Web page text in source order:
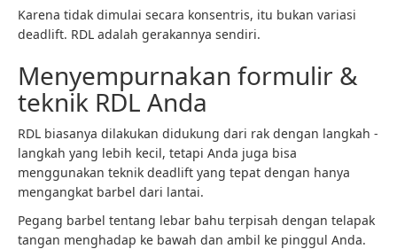
Karena tidak dimulai secara konsentris, itu bukan variasi
deadlift. RDL adalah gerakannya sendiri.
Menyempurnakan formulir &
teknik RDL Anda
RDL biasanya dilakukan didukung dari rak dengan langkah -
langkah yang lebih kecil, tetapi Anda juga bisa
menggunakan teknik deadlift yang tepat dengan hanya
mengangkat barbel dari lantai.
Pegang barbel tentang lebar bahu terpisah dengan telapak
tangan menghadap ke bawah dan ambil ke pinggul Anda.